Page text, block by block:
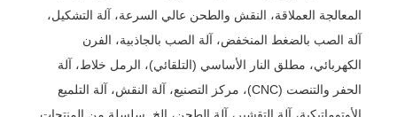
المعالجة العملاقة، النقش والطحن عالي السرعة، آلة التشكيل،
آلة الصب بالضغط المنخفض، آلة الصب بالجاذبية، الفرن
الكهربائي، مطلق النار الأساسي (التلقائي)، الرمل خلاط، آلة
الحفر والتنصت (CNC)، مركز التصنيع، آلة النقش، آلة التلميع